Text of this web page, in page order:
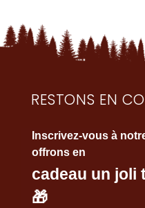
RESTONS EN
Inscrivez-vous à
offrons en
cadeau un joli
🎁